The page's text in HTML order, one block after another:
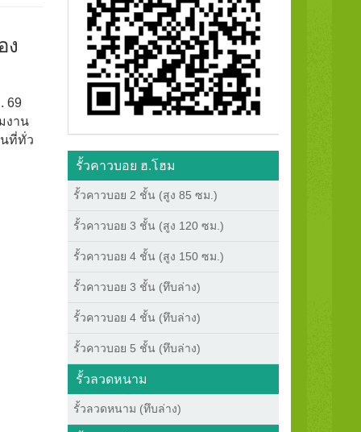
ง
69
งาน
ที่ทั่ว
รั้วคาวบอย ฮ.โฮม
รั้วคาวบอย 2 ชั้น (สูง 85 ซม.)
รั้วคาวบอย 3 ชั้น (สูง 120 ซม.)
รั้วคาวบอย 4 ชั้น (สูง 150 ซม.)
รั้วคาวบอย 3 ชั้น (ทึบล่าง)
รั้วคาวบอย 4 ชั้น (ทึบล่าง)
รั้วคาวบอย 5 ชั้น (ทึบล่าง)
รั้วลวดหนาม
รั้วลวดหนาม (ทึบล่าง)